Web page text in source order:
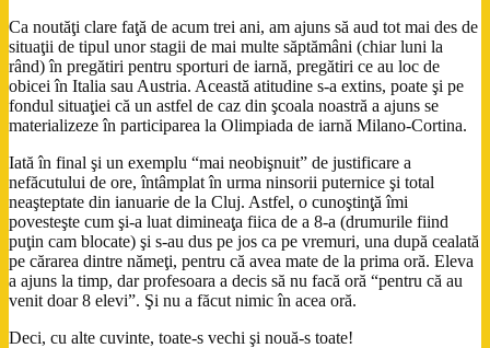
Ca noutăţi clare faţă de acum trei ani, am ajuns să aud tot mai des de
situaţii de tipul unor stagii de mai multe săptămâni (chiar luni la
rând) în pregătiri pentru sporturi de iarnă, pregătiri ce au loc de
obicei în Italia sau Austria. Această atitudine s-a extins, poate şi pe
fondul situaţiei că un astfel de caz din şcoala noastră a ajuns se
materializeze în participarea la Olimpiada de iarnă Milano-Cortina.
Iată în final şi un exemplu “mai neobişnuit” de justificare a
nefăcutului de ore, întâmplat în urma ninsorii puternice şi total
neaşteptate din ianuarie de la Cluj. Astfel, o cunoştinţă îmi
povesteşte cum şi-a luat dimineaţa fiica de a 8-a (drumurile fiind
puţin cam blocate) şi s-au dus pe jos ca pe vremuri, una după cealată
pe cărarea dintre nămeţi, pentru că avea mate de la prima oră. Eleva
a ajuns la timp, dar profesoara a decis să nu facă oră “pentru că au
venit doar 8 elevi”. Şi nu a făcut nimic în acea oră.
Deci, cu alte cuvinte, toate-s vechi şi nouă-s toate!